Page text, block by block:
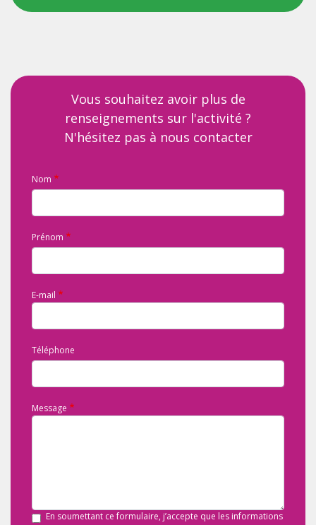
Vous souhaitez avoir plus de
renseignements sur l'activité ?
N'hésitez pas à nous contacter
Nom
Prénom
E-mail
Téléphone
Message
En soumettant ce formulaire, j’accepte que les informations